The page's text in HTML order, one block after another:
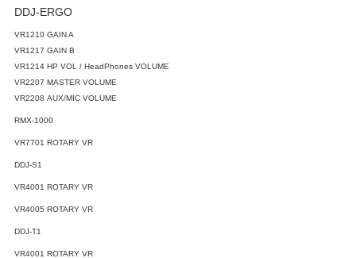
DDJ-ERGO
VR1210 GAIN A
VR1217 GAIN B
VR1214 HP VOL / HeadPhones VOLUME
VR2207 MASTER VOLUME
VR2208 AUX/MIC VOLUME
RMX-1000
VR7701 ROTARY VR
DDJ-S1
VR4001 ROTARY VR
VR4005 ROTARY VR
DDJ-T1
VR4001 ROTARY VR